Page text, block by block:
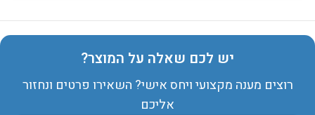
יש לכם שאלה על המוצר?
רוצים מענה מקצועי ויחס אישי? השאירו פרטים ונחזור
אליכם